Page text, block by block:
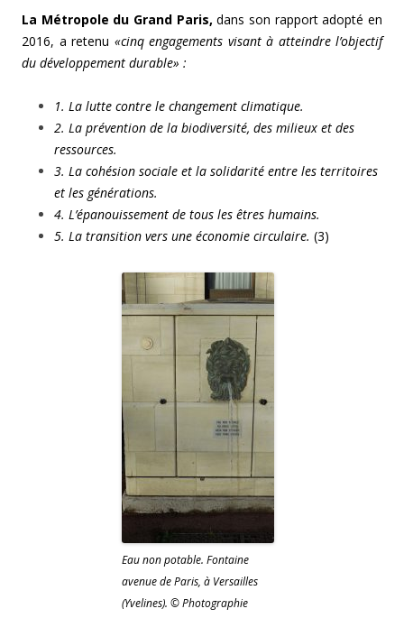
La Métropole du Grand Paris, dans son rapport adopté en
2016, a retenu «cinq engagements visant à atteindre l’objectif
du développement durable» :
1. La lutte contre le changement climatique.
2. La prévention de la biodiversité, des milieux et des
ressources.
3. La cohésion sociale et la solidarité entre les territoires
et les générations.
4. L’épanouissement de tous les êtres humains.
5. La transition vers une économie circulaire. (3)
Eau non potable. Fontaine
avenue de Paris, à Versailles
(Yvelines). © Photographie